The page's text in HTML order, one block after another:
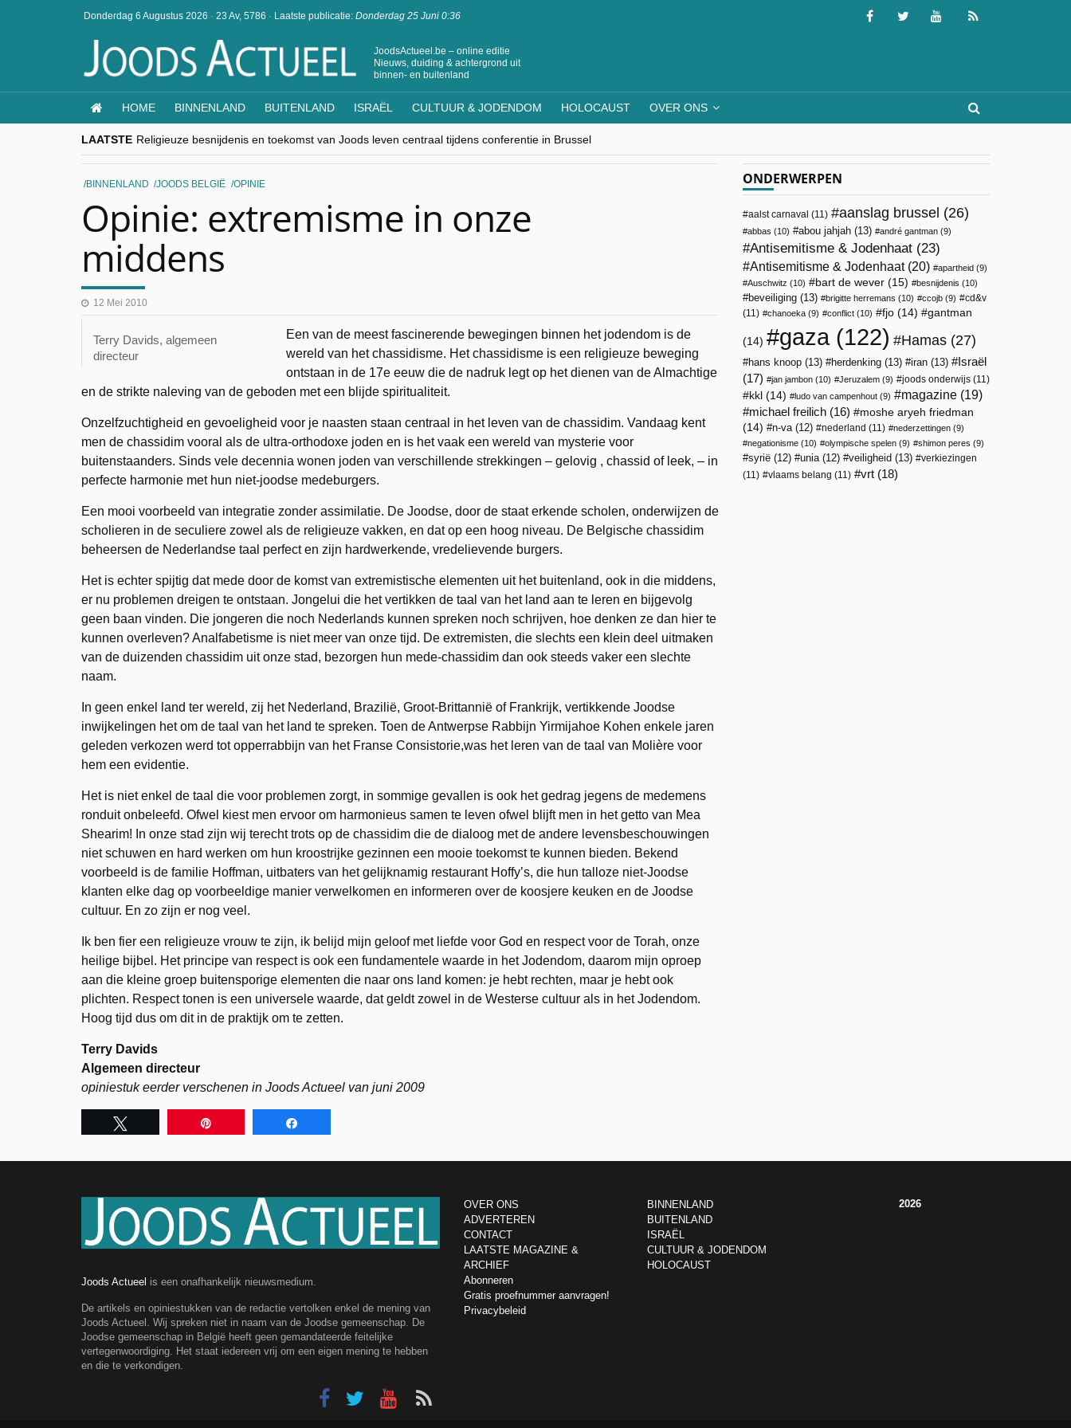
Donderdag 6 Augustus 2026 · 23 Av, 5786 · Laatste publicatie: Donderdag 25 Juni 0:36
JoodsActueel.be – online editie
Nieuws, duiding & achtergrond uit
binnen- en buitenland
HOME BINNENLAND BUITENLAND ISRAËL CULTUUR & JODENDOM HOLOCAUST OVER ONS
LAATSTE Religieuze besnijdenis en toekomst van Joods leven centraal tijdens conferentie in Brussel
“Besnijdenisdebat toont hoe moeilijk seculiere Westen minderheden begrijpt”, Jinnih Beels (Vooruit)
CITYTRIP | ROEMENIË – Boekarest: de verrassing van Oost-Europa
“Vandaag zit elke Jood in België op de beklaagdenbank”
BINNENLAND JOODS BELGIË OPINIE
Opinie: extremisme in onze
middens
12 Mei 2010
Terry Davids, algemeen
directeur
Een van de meest fascinerende bewegingen binnen het jodendom is de
wereld van het chassidisme. Het chassidisme is een religieuze beweging
ontstaan in de 17e eeuw die de nadruk legt op het dienen van de Almachtige
en de strikte naleving van de geboden met een blijde spiritualiteit.
Onzelfzuchtigheid en gevoeligheid voor je naasten staan centraal in het leven van de chassidim. Vandaag kent
men de chassidim vooral als de ultra-orthodoxe joden en is het vaak een wereld van mysterie voor
buitenstaanders. Sinds vele decennia wonen joden van verschillende strekkingen – gelovig , chassid of leek, – in
perfecte harmonie met hun niet-joodse medeburgers.
Een mooi voorbeeld van integratie zonder assimilatie. De Joodse, door de staat erkende scholen, onderwijzen de
scholieren in de seculiere zowel als de religieuze vakken, en dat op een hoog niveau. De Belgische chassidim
beheersen de Nederlandse taal perfect en zijn hardwerkende, vredelievende burgers.
Het is echter spijtig dat mede door de komst van extremistische elementen uit het buitenland, ook in die middens,
er nu problemen dreigen te ontstaan. Jongelui die het vertikken de taal van het land aan te leren en bijgevolg
geen baan vinden. Die jongeren die noch Nederlands kunnen spreken noch schrijven, hoe denken ze dan hier te
kunnen overleven? Analfabetisme is niet meer van onze tijd. De extremisten, die slechts een klein deel uitmaken
van de duizenden chassidim uit onze stad, bezorgen hun mede-chassidim dan ook steeds vaker een slechte
naam.
In geen enkel land ter wereld, zij het Nederland, Brazilië, Groot-Brittannië of Frankrijk, vertikkende Joodse
inwijkelingen het om de taal van het land te spreken. Toen de Antwerpse Rabbijn Yirmijahoe Kohen enkele jaren
geleden verkozen werd tot opperrabbijn van het Franse Consistorie,was het leren van de taal van Molière voor
hem een evidentie.
Het is niet enkel de taal die voor problemen zorgt, in sommige gevallen is ook het gedrag jegens de medemens
ronduit onbeleefd. Ofwel kiest men ervoor om harmonieus samen te leven ofwel blijft men in het getto van Mea
Shearim! In onze stad zijn wij terecht trots op de chassidim die de dialoog met de andere levensbeschouwingen
niet schuwen en hard werken om hun kroostrijke gezinnen een mooie toekomst te kunnen bieden. Bekend
voorbeeld is de familie Hoffman, uitbaters van het gelijknamig restaurant Hoffy’s, die hun talloze niet-Joodse
klanten elke dag op voorbeeldige manier verwelkomen en informeren over de koosjere keuken en de Joodse
cultuur. En zo zijn er nog veel.
Ik ben fier een religieuze vrouw te zijn, ik belijd mijn geloof met liefde voor God en respect voor de Torah, onze
heilige bijbel. Het principe van respect is ook een fundamentele waarde in het Jodendom, daarom mijn oproep
aan die kleine groep buitensporige elementen die naar ons land komen: je hebt rechten, maar je hebt ook
plichten. Respect tonen is een universele waarde, dat geldt zowel in de Westerse cultuur als in het Jodendom.
Hoog tijd dus om dit in de praktijk om te zetten.
Terry Davids
Algemeen directeur
opiniestuk eerder verschenen in Joods Actueel van juni 2009
ONDERWERPEN
aalst carnaval (11) aanslag brussel (26)
abbas (10) abou jahjah (13) andré gantman (9)
Antisemitisme & Jodenhaat (23)
Antisemitisme & Jodenhaat(20) apartheid (9)
Auschwitz (10) bart de wever (15) besnijdenis (10)
beveiliging (13) brigitte herremans (10) ccojb (9)
cd&v
(11)
chanoeka (9) conflict (10) fjo (14) gantman
(14) gaza(122) Hamas (27)
hans knoop (13) herdenking (13) iran (13)
Israël
(17)
jan jambon (10) Jeruzalem (9) joods onderwijs (11)
kkl (14) ludo van campenhout (9) magazine (19)
michael freilich (16)
moshe aryeh friedman
(14)
n-va(12) nederland (11) nederzettingen (9)
negationisme (10) olympische spelen (9) shimon peres (9)
syrië (12) unia(12) veiligheid (13)
verkiezingen
(11)
vlaams belang (11) vrt (18)
Joods Actueel is een onafhankelijk nieuwsmedium.
De artikels en opiniestukken van de redactie vertolken enkel de mening van
Joods Actueel. Wij spreken niet in naam van de Joodse gemeenschap. De
Joodse gemeenschap in België heeft geen gemandateerde feitelijke
vertegenwoordiging. Het staat iedereen vrij om een eigen mening te hebben
en die te verkondigen.
OVER ONS
ADVERTEREN
CONTACT
LAATSTE MAGAZINE &
ARCHIEF
Abonneren
Gratis proefnummer aanvragen!
Privacybeleid
BINNENLAND
BUITENLAND
ISRAËL
CULTUUR & JODENDOM
HOLOCAUST
2026